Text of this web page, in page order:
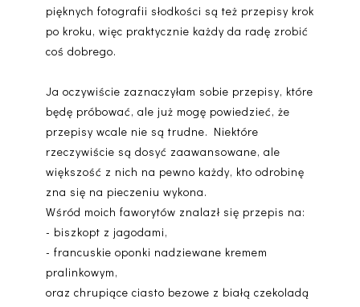
pięknych fotografii słodkości są też przepisy krok
po kroku, więc praktycznie każdy da radę zrobić
coś dobrego.
Ja oczywiście zaznaczyłam sobie przepisy, które
będę próbować, ale już mogę powiedzieć, że
przepisy wcale nie są trudne. Niektóre
rzeczywiście są dosyć zaawansowane, ale
większość z nich na pewno każdy, kto odrobinę
zna się na pieczeniu wykona.
Wśród moich faworytów znalazł się przepis na:
- biszkopt z jagodami,
- francuskie oponki nadziewane kremem
pralinkowym,
oraz chrupiące ciasto bezowe z białą czekoladą